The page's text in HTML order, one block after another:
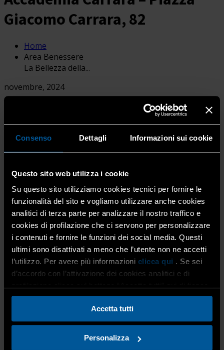
Consenso Dettagli Informazioni sui cookie
Questo sito web utilizza i cookie
Su questo sito utilizziamo cookies tecnici per fornire le
funzionalità del sito e vogliamo utilizzare anche cookies
analitici di terza parte per analizzare il nostro traffico e
cookies di profilazione che ci servono per personalizzare
i contenuti e fornire le funzioni dei social media. Questi
ultimi sono disattivati a meno che l’utente non ne accetti
l’utilizzo. Per avere più informazioni clicca qui . Se sei
d’accordo con l’attivazione dei cookies analitici e di
Accetta tutti
Personalizza
Giacomo Carrara, 82
Home
Area Benessere
La Bellezza della...
novembre, 2024
Area Benessere | La Bellezza della
Prevenzione: Riflessioni su Arte e Salute con LILT e
Confartigianato Imprese Bergamo | Accademia Carrara -
Piazza Giacomo Carrara, 82
Nella suggestiva cornice dell’Accademia Carrara,
Confartigianato Imprese Bergamo e LILT Bergamo (Lega
Italiana per la Lotta contro i Tumori) uniscono le forze in
un evento unico, dedicato alla prevenzione dei tumori
femminili attraverso un dialogo tra arte e salute.
L’iniziativa è rivolta a operatori del settore benessere,
imprenditrici e cittadini sensibili al tema della salute e
della cura della persona, con l’obiettivo di sensibilizzare e
informare sul valore della prevenzione in un contesto
inedito e stimolante.
L’evento si articolerà in due momenti chiave: